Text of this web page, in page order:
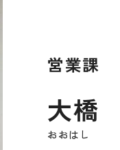
営業課
大橋
おおはし